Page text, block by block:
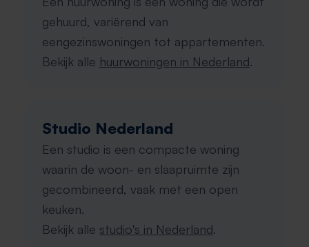
gehuurd, variërend van
eengezinswoningen tot appartementen.
Bekijk alle huurwoningen in Nederland.
Studio Nederland
Een studio is een compacte woning
waarin de woon- en slaapruimte zijn
gecombineerd, vaak met een open
keuken.
Bekijk alle studio's in Nederland.